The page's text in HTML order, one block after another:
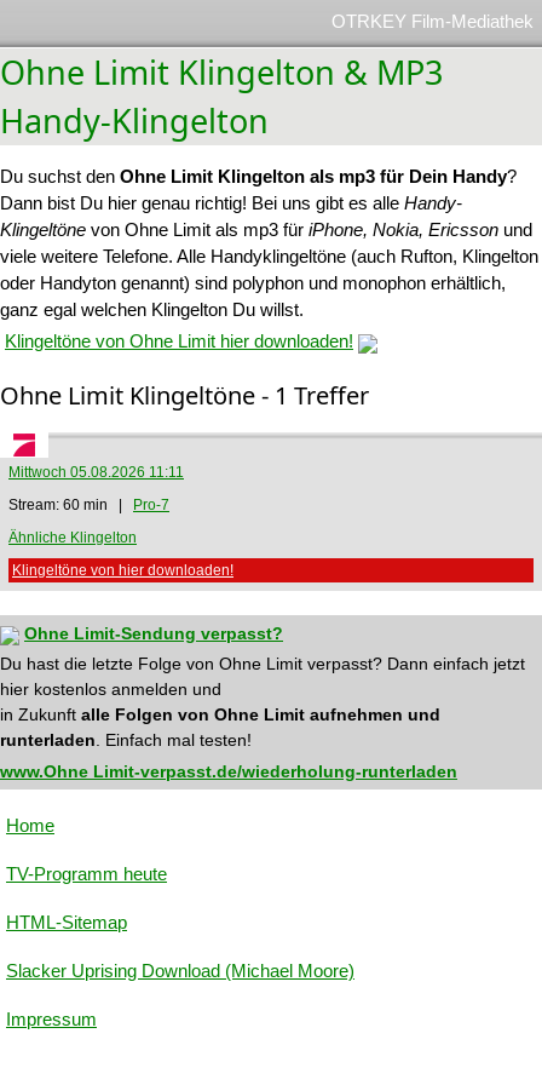
OTRKEY Film-Mediathek
Ohne Limit Klingelton & MP3
Handy-Klingelton
Du suchst den Ohne Limit Klingelton als mp3 für Dein Handy?
Dann bist Du hier genau richtig! Bei uns gibt es alle Handy-
Klingeltöne von Ohne Limit als mp3 für iPhone, Nokia, Ericsson und
viele weitere Telefone. Alle Handyklingeltöne (auch Rufton, Klingelton
oder Handyton genannt) sind polyphon und monophon erhältlich,
ganz egal welchen Klingelton Du willst.
Klingeltöne von Ohne Limit hier downloaden!
Ohne Limit Klingeltöne - 1 Treffer
Mittwoch 05.08.2026 11:11
Stream: 60 min |
Pro-7
Ähnliche Klingelton
Klingeltöne von hier downloaden!
Ohne Limit-Sendung verpasst?
Du hast die letzte Folge von Ohne Limit verpasst? Dann einfach jetzt
hier kostenlos anmelden und
in Zukunft alle Folgen von Ohne Limit aufnehmen und
runterladen . Einfach mal testen!
www.Ohne Limit-verpasst.de/wiederholung-runterladen
Home
TV-Programm heute
HTML-Sitemap
Slacker Uprising Download (Michael Moore)
Impressum